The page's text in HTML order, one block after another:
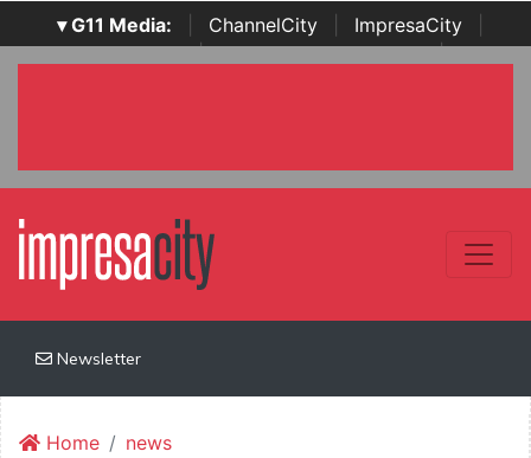
▾ G11 Media: ChannelCity ImpresaCity
SecurityOpenLab | Italian Channel Awards | Italian
Newsletter
Home
news